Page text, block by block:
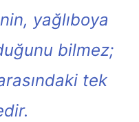
yağlıboya
bilmez;
tek